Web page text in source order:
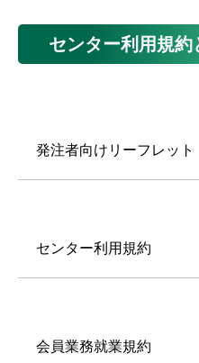
センター利用規
発注者向けリーフレット
センター利用規約
会員業務就業規約